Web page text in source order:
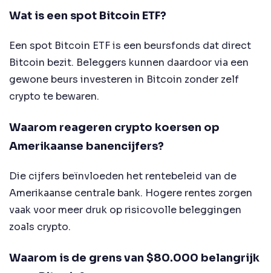
Wat is een spot Bitcoin ETF?
Een spot Bitcoin ETF is een beursfonds dat direct
Bitcoin bezit. Beleggers kunnen daardoor via een
gewone beurs investeren in Bitcoin zonder zelf
crypto te bewaren.
Waarom reageren crypto koersen op
Amerikaanse banencijfers?
Die cijfers beïnvloeden het rentebeleid van de
Amerikaanse centrale bank. Hogere rentes zorgen
vaak voor meer druk op risicovolle beleggingen
zoals crypto.
Waarom is de grens van $80.000 belangrijk